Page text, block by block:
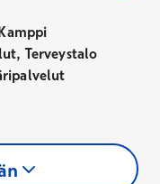
Terveystalo